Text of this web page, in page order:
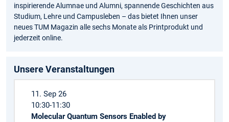
inspirierende Alumnae und Alumni, spannende Geschichten aus
Studium, Lehre und Campusleben – das bietet Ihnen unser
neues TUM Magazin alle sechs Monate als Printprodukt und
jederzeit online.
Unsere Veranstaltungen
11. Sep 26
10:30-11:30
Molecular Quantum Sensors Enabled by